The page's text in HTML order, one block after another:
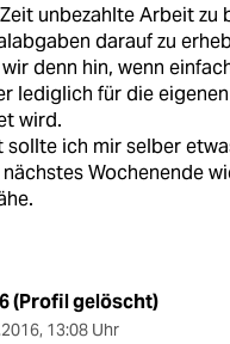
unbezahlte Arbeit zu
darauf zu
denn hin, wenn
lediglich für die
wird.
sollte ich mir selber
Wochenende
(Profil gelöscht)
, 13:08 Uhr